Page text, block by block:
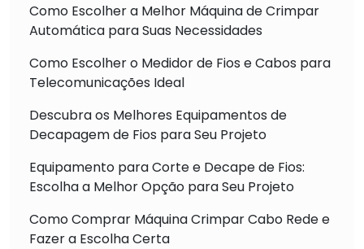
Como Escolher a Melhor Máquina de Crimpar
Automática para Suas Necessidades
Como Escolher o Medidor de Fios e Cabos para
Telecomunicações Ideal
Descubra os Melhores Equipamentos de
Decapagem de Fios para Seu Projeto
Equipamento para Corte e Decape de Fios:
Escolha a Melhor Opção para Seu Projeto
Como Comprar Máquina Crimpar Cabo Rede e
Fazer a Escolha Certa